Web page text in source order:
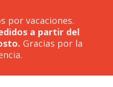
por vacaciones.
a partir del
Gracias por la